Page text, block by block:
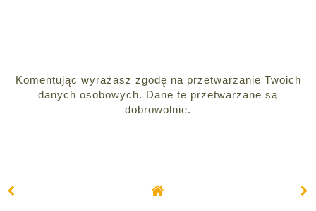
Komentując wyrażasz zgodę na przetwarzanie Twoich
danych osobowych. Dane te przetwarzane są
dobrowolnie.